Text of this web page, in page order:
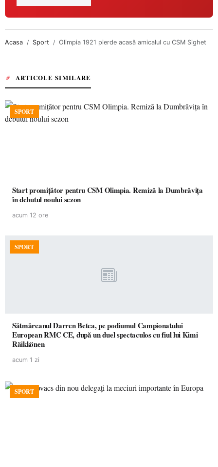
Acasa Sport Olimpia 1921 pierde acasă amicalul cu CSM Sighet
ARTICOLE SIMILARE
SPORT
Start promițător pentru CSM Olimpia. Remiză la Dumbrăvița
în debutul noului sezon
acum 12 ore
SPORT
Sătmăreanul Darren Betea, pe podiumul Campionatului
European RMC CE, după un duel spectaculos cu fiul lui Kimi
Räikkönen
acum 1 zi
SPORT